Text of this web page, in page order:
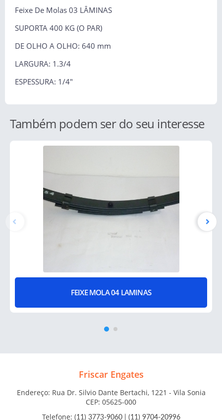
Feixe De Molas 03 LÂMINAS
SUPORTA 400 KG (O PAR)
DE OLHO A OLHO: 640 mm
LARGURA: 1.3/4
ESPESSURA: 1/4"
Também podem ser do seu interesse
FEIXE MOLA 04 LAMINAS
Friscar Engates
Endereço: Rua Dr. Silvio Dante Bertachi, 1221 - Vila Sonia
CEP: 05625-000
Telefone: (11) 3773-9060 | (11) 9704-20996